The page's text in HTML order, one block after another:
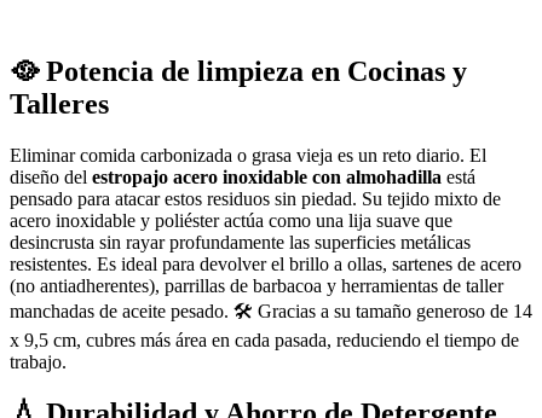
🥘 Potencia de limpieza en Cocinas y
Talleres
Eliminar comida carbonizada o grasa vieja es un reto diario. El
diseño del estropajo acero inoxidable con almohadilla está
pensado para atacar estos residuos sin piedad. Su tejido mixto de
acero inoxidable y poliéster actúa como una lija suave que
desincrusta sin rayar profundamente las superficies metálicas
resistentes. Es ideal para devolver el brillo a ollas, sartenes de acero
(no antiadherentes), parrillas de barbacoa y herramientas de taller
manchadas de aceite pesado. 🛠️ Gracias a su tamaño generoso de 14
x 9,5 cm, cubres más área en cada pasada, reduciendo el tiempo de
trabajo.